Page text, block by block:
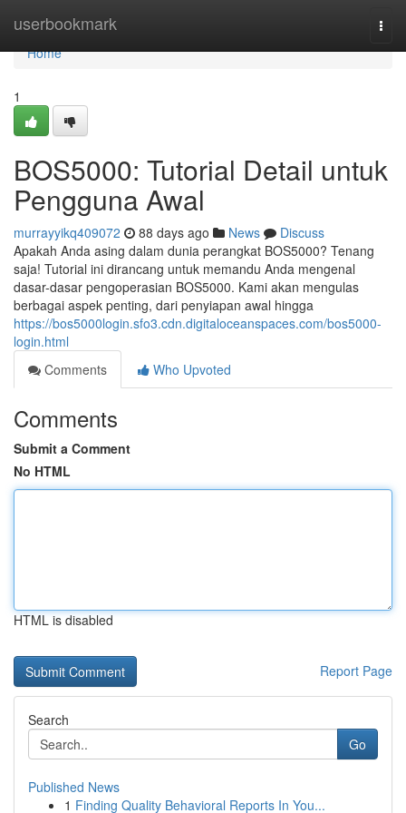
userbookmark
Home
Home
1
BOS5000: Tutorial Detail untuk
Pengguna Awal
murrayyikq409072 88 days ago News
Discuss
Apakah Anda asing dalam dunia perangkat BOS5000? Tenang
saja! Tutorial ini dirancang untuk memandu Anda mengenal
dasar-dasar pengoperasian BOS5000. Kami akan mengulas
berbagai aspek penting, dari penyiapan awal hingga
https://bos5000login.sfo3.cdn.digitaloceanspaces.com/bos5000-
login.html
Comments
Who Upvoted
Comments
Submit a Comment
No HTML
HTML is disabled
Report Page
Search
Go
Published News
1 Finding Quality Behavioral Reports In You...